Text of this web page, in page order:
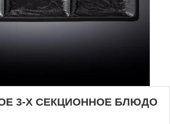
3-Х СЕКЦИОННОЕ БЛЮДО